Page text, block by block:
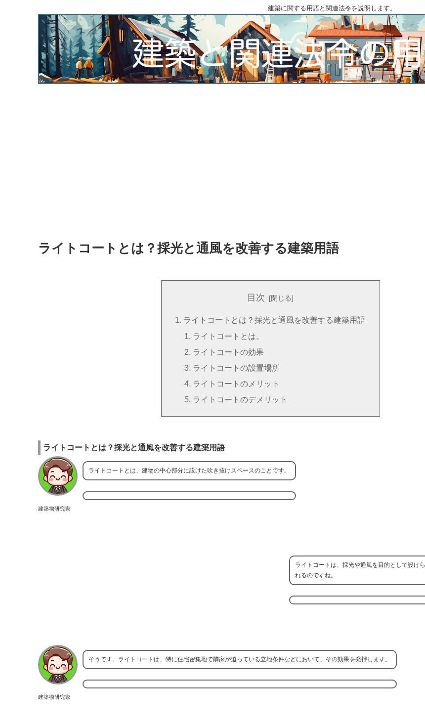
建築に関する用語と関連法令を説明します。
ライトコートとは？採光と通風を改善する建築用語
目次
ライトコートとは？採光と通風を改善する建築用語
ライトコートとは。
ライトコートの効果
ライトコートの設置場所
ライトコートのメリット
ライトコートのデメリット
ライトコートとは？採光と通風を改善する建築用語
建築物研究家
ライトコートとは、建物の中心部分に設けた吹き抜けスペースのことです。
ライトコートは、採光や通風を目的として設けら
れるのですね。
建築物研究家
そうです。ライトコートは、特に住宅密集地で隣家が迫っている立地条件などにおいて、その効果を発揮します。